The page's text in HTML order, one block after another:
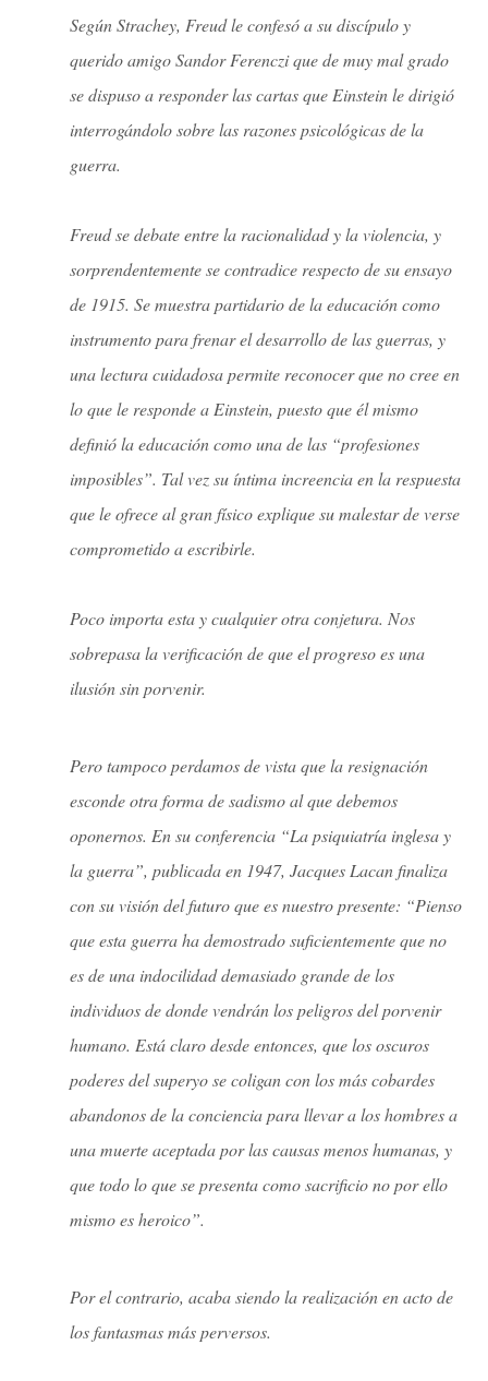
Según Strachey, Freud le confesó a su discípulo y
querido amigo Sandor Ferenczi que de muy mal grado
se dispuso a responder las cartas que Einstein le dirigió
interrogándolo sobre las razones psicológicas de la
guerra.
Freud se debate entre la racionalidad y la violencia, y
sorprendentemente se contradice respecto de su ensayo
de 1915. Se muestra partidario de la educación como
instrumento para frenar el desarrollo de las guerras, y
una lectura cuidadosa permite reconocer que no cree en
lo que le responde a Einstein, puesto que él mismo
definió la educación como una de las “profesiones
imposibles”. Tal vez su íntima increencia en la respuesta
que le ofrece al gran físico explique su malestar de verse
comprometido a escribirle.
Poco importa esta y cualquier otra conjetura. Nos
sobrepasa la verificación de que el progreso es una
ilusión sin porvenir.
Pero tampoco perdamos de vista que la resignación
esconde otra forma de sadismo al que debemos
oponernos. En su conferencia “La psiquiatría inglesa y
la guerra”, publicada en 1947, Jacques Lacan finaliza
con su visión del futuro que es nuestro presente: “Pienso
que esta guerra ha demostrado suficientemente que no
es de una indocilidad demasiado grande de los
individuos de donde vendrán los peligros del porvenir
humano. Está claro desde entonces, que los oscuros
poderes del superyo se coligan con los más cobardes
abandonos de la conciencia para llevar a los hombres a
una muerte aceptada por las causas menos humanas, y
que todo lo que se presenta como sacrificio no por ello
mismo es heroico”.
Por el contrario, acaba siendo la realización en acto de
los fantasmas más perversos.